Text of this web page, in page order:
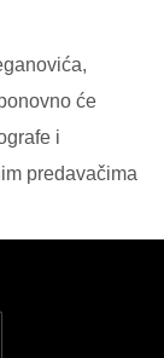
će
i
predavačima